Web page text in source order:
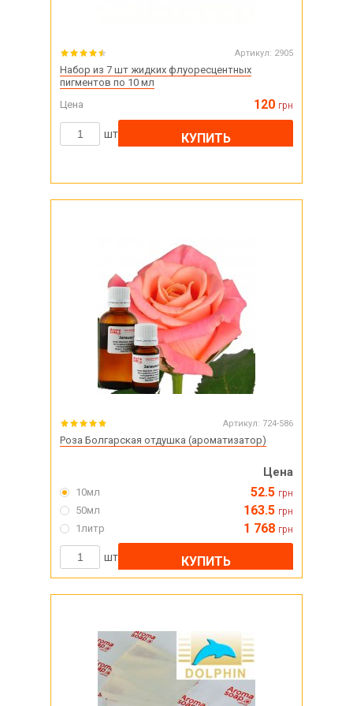
Артикул: 2905
Набор из 7 шт жидких флуоресцентных
пигментов по 10 мл
Цена
120 грн
шт КУПИТЬ
Артикул: 724-586
Роза Болгарская отдушка (ароматизатор)
Цена
10мл 52.5 грн
50мл 163.5 грн
1литр 1 768 грн
шт КУПИТЬ